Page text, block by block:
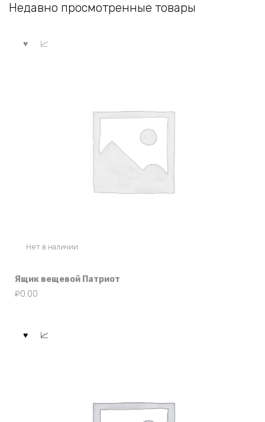
Недавно просмотренные товары
Нет в наличии
Ящик вещевой Патриот
₽0.00